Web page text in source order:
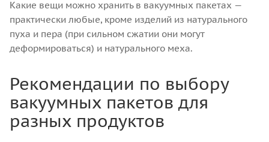
Какие вещи можно хранить в вакуумных пакетах —
практически любые, кроме изделий из натурального
пуха и пера (при сильном сжатии они могут
деформироваться) и натурального меха.
Рекомендации по выбору
вакуумных пакетов для
разных продуктов